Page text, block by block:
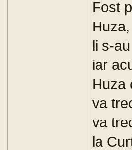
Fost
li s-
iar
Huza
va
va
la